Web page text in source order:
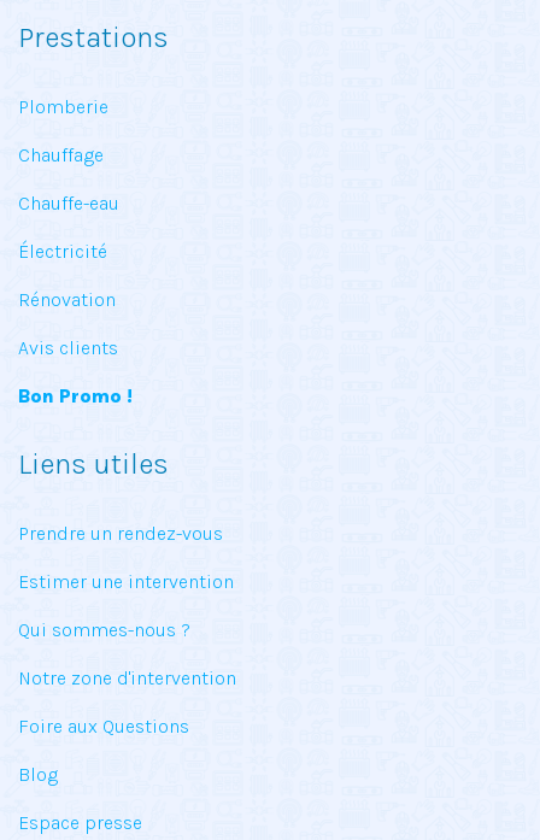
Prestations
Plomberie
Chauffage
Chauffe-eau
Électricité
Rénovation
Avis clients
Bon Promo !
Liens utiles
Prendre un rendez-vous
Estimer une intervention
Qui sommes-nous ?
Notre zone d'intervention
Foire aux Questions
Blog
Espace presse